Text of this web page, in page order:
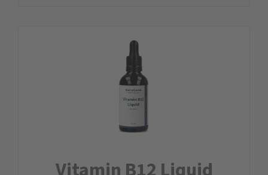
Vitamin B12 Liquid